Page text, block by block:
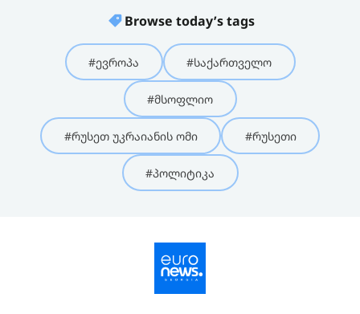
Browse today’s tags
#ევროპა #საქართველო
#მსოფლიო
#რუსეთ უკრაიანის ომი #რუსეთი
#პოლიტიკა